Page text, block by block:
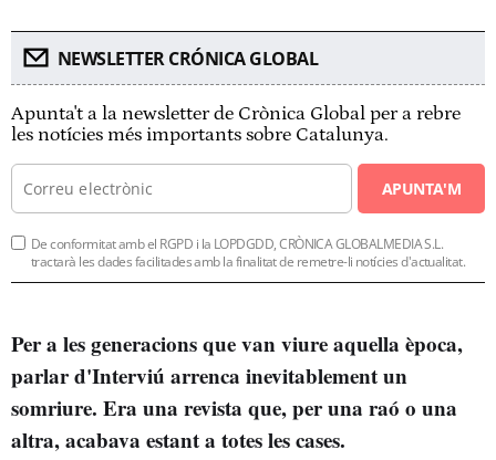
NEWSLETTER CRÓNICA GLOBAL
Apunta't a la newsletter de Crònica Global per a rebre
les notícies més importants sobre Catalunya.
APUNTA'M
De conformitat amb el RGPD i la LOPDGDD, CRÒNICA GLOBALMEDIA S.L.
tractarà les dades facilitades amb la finalitat de remetre-li notícies d'actualitat.
Per a les generacions que van viure aquella època,
parlar d'Interviú arrenca inevitablement un
somriure. Era una revista que, per una raó o una
altra, acabava estant a totes les cases.